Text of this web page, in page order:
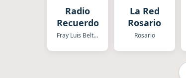
Radio
Recuerdos
Fray Luis Beltran
La Red
Rosario
Rosario